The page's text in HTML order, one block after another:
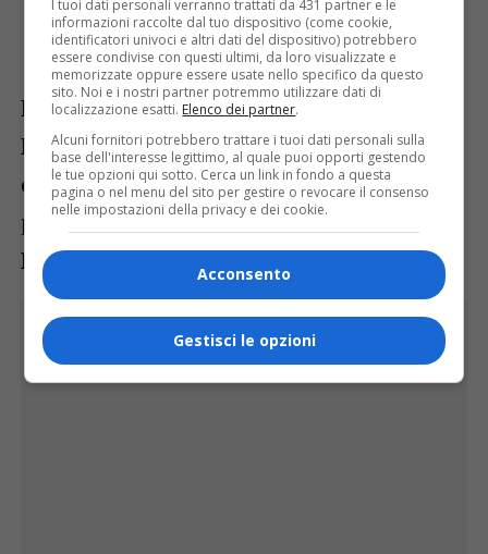
TELECOM ALATEL e Consiglio
Regionale Piemonte-Valle d’Aosta
Presenti alla cerimonia il sindaco
Lo Russo, la presidente del consiglio
comunaleMaria Grazia Grippoe il
presidente del consiglio dei seniores
Edoardo Benedicenti.
I tuoi dati personali verranno trattati da 431 partner e le
informazioni raccolte dal tuo dispositivo (come cookie,
identificatori univoci e altri dati del dispositivo) potrebbero
essere condivise con questi ultimi, da loro visualizzate e
memorizzate oppure essere usate nello specifico da questo
sito. Noi e i nostri partner potremmo utilizzare dati di
localizzazione esatti. Elenco dei partner.
Alcuni fornitori potrebbero trattare i tuoi dati personali sulla
base dell'interesse legittimo, al quale puoi opporti gestendo
le tue opzioni qui sotto. Cerca un link in fondo a questa
pagina o nel menu del sito per gestire o revocare il consenso
nelle impostazioni della privacy e dei cookie.
Acconsento
Gestisci le opzioni